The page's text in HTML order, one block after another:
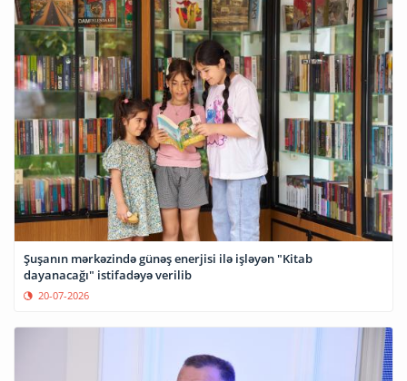
Şuşanın mərkəzində günəş enerjisi ilə işləyən "Kitab
dayanacağı" istifadəyə verilib
20-07-2026